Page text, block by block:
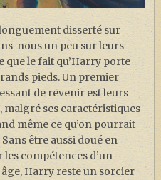
disserté sur
nous un peu sur leurs
le fait qu’Harry porte
pieds. Un premier
de revenir est leurs
malgré ses caractéristiques
même ce qu’on pourrait
être aussi doué en
compétences d’un
Harry reste un sorcier